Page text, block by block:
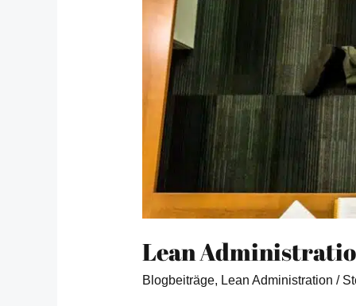
Lean
Blogbeiträge, Lean Administration /